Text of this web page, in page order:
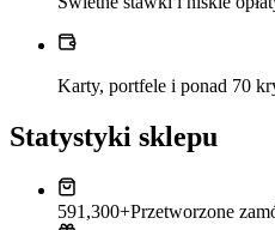
Karty, portfele i ponad 70
Statystyki sklepu
591,300+Przetworzone